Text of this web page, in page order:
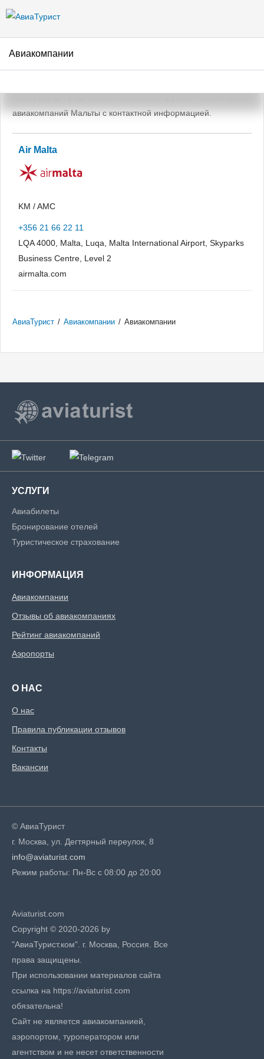
Авиакомпании
Авиакомпании Мальты
авиакомпаний Мальты с контактной информацией.
Air Malta
KM / AMC
+356 21 66 22 11
LQA 4000, Malta, Luqa, Malta International Airport, Skyparks
Business Centre, Level 2
airmalta.com
АвиаТурист / Авиакомпании / Авиакомпании
УСЛУГИ
Авиабилеты
Бронирование отелей
Туристическое страхование
ИНФОРМАЦИЯ
Авиакомпании
Отзывы об авиакомпаниях
Рейтинг авиакомпаний
Аэропорты
О НАС
О нас
Правила публикации отзывов
Контакты
Вакансии
© АвиаТурист
г. Москва, ул. Дегтярный переулок, 8
info@aviaturist.com
Режим работы: Пн-Вс с 08:00 до 20:00
Aviaturist.com
Copyright © 2020-2026 by
"АвиаТурист.ком". г. Москва, Россия. Все
права защищены.
При использовании материалов сайта
ссылка на https://aviaturist.com
обязательна!
Сайт не является авиакомпанией,
аэропортом, туроператором или
агентством и не несет ответственности